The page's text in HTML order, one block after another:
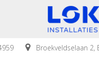
Broekveldselaan 2,